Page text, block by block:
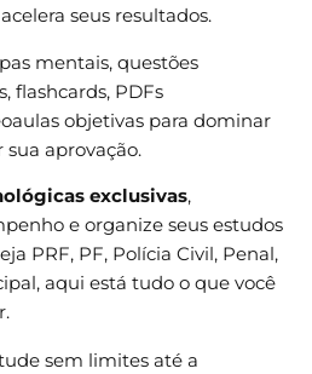
seus resultados.
mentais, questões
flashcards, PDFs
objetivas para dominar
aprovação.
exclusivas,
e organize seus estudos
PRF, PF, Polícia Civil, Penal,
aqui está tudo o que você
sem limites até a